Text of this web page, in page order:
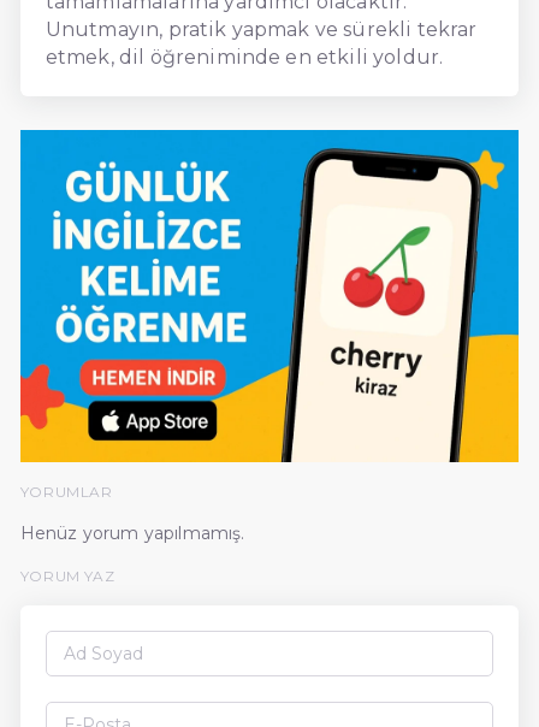
Unutmayın, pratik yapmak ve sürekli tekrar
etmek, dil öğreniminde en etkili yoldur.
YORUMLAR
Henüz yorum yapılmamış.
YORUM YAZ